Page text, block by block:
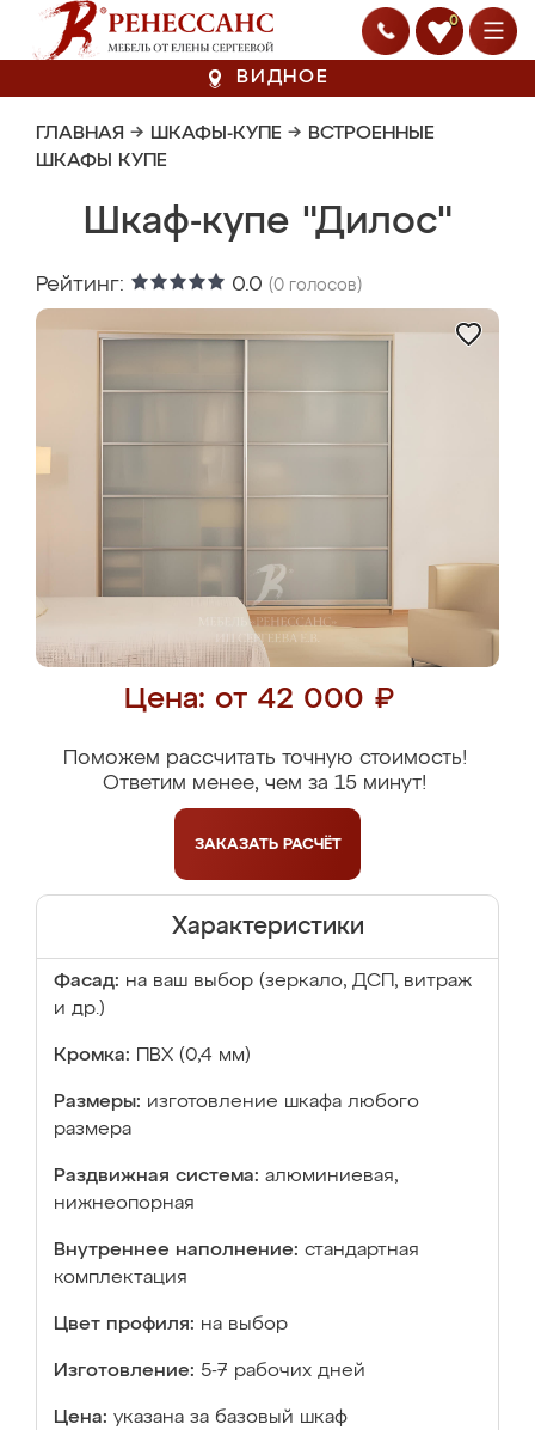
0
ВИДНОЕ
ГЛАВНАЯ → ШКАФЫ-КУПЕ → ВСТРОЕННЫЕ
ШКАФЫ КУПЕ
Шкаф-купе "Дилос"
Рейтинг: 0.0 (0 голосов)
Цена: от 42 000 ₽
Поможем рассчитать точную стоимость!
Ответим менее, чем за 15 минут!
ЗАКАЗАТЬ РАСЧЁТ
Характеристики
Фасад: на ваш выбор (зеркало, ДСП, витраж
и др.)
Кромка: ПВХ (0,4 мм)
Размеры: изготовление шкафа любого
размера
Раздвижная система: алюминиевая,
нижнеопорная
Внутреннее наполнение: стандартная
комплектация
Цвет профиля: на выбор
Изготовление: 5-7 рабочих дней
Цена: указана за базовый шкаф